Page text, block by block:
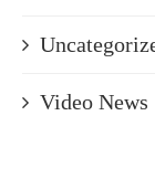
Video News